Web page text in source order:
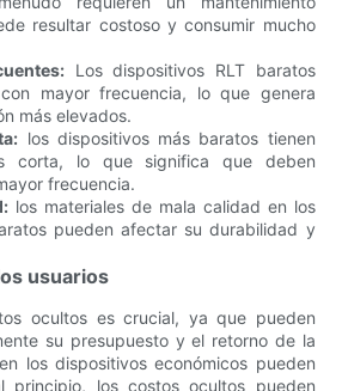
resultar costoso y consumir mucho
Los dispositivos RLT baratos
mayor frecuencia, lo que genera
más elevados.
los dispositivos más baratos tienen
corta, lo que significa que deben
frecuencia.
los materiales de mala calidad en los
pueden afectar su durabilidad y
usuarios
ocultos es crucial, ya que pueden
su presupuesto y el retorno de la
los dispositivos económicos pueden
principio, los costos ocultos pueden